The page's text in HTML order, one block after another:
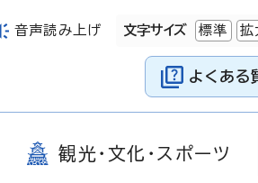
音声読み上げ 文字サイズ 標準 拡
よくある
観光・文化・スポーツ